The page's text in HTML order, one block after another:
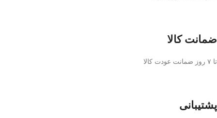
ضمانت کالا
تا ۷ روز ضمانت عودت کالا
پشتیبانی